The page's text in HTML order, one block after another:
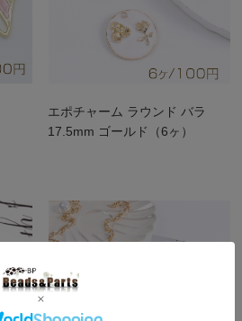
エポチャーム ラウンド バラ
17.5mm ゴールド（6ヶ）